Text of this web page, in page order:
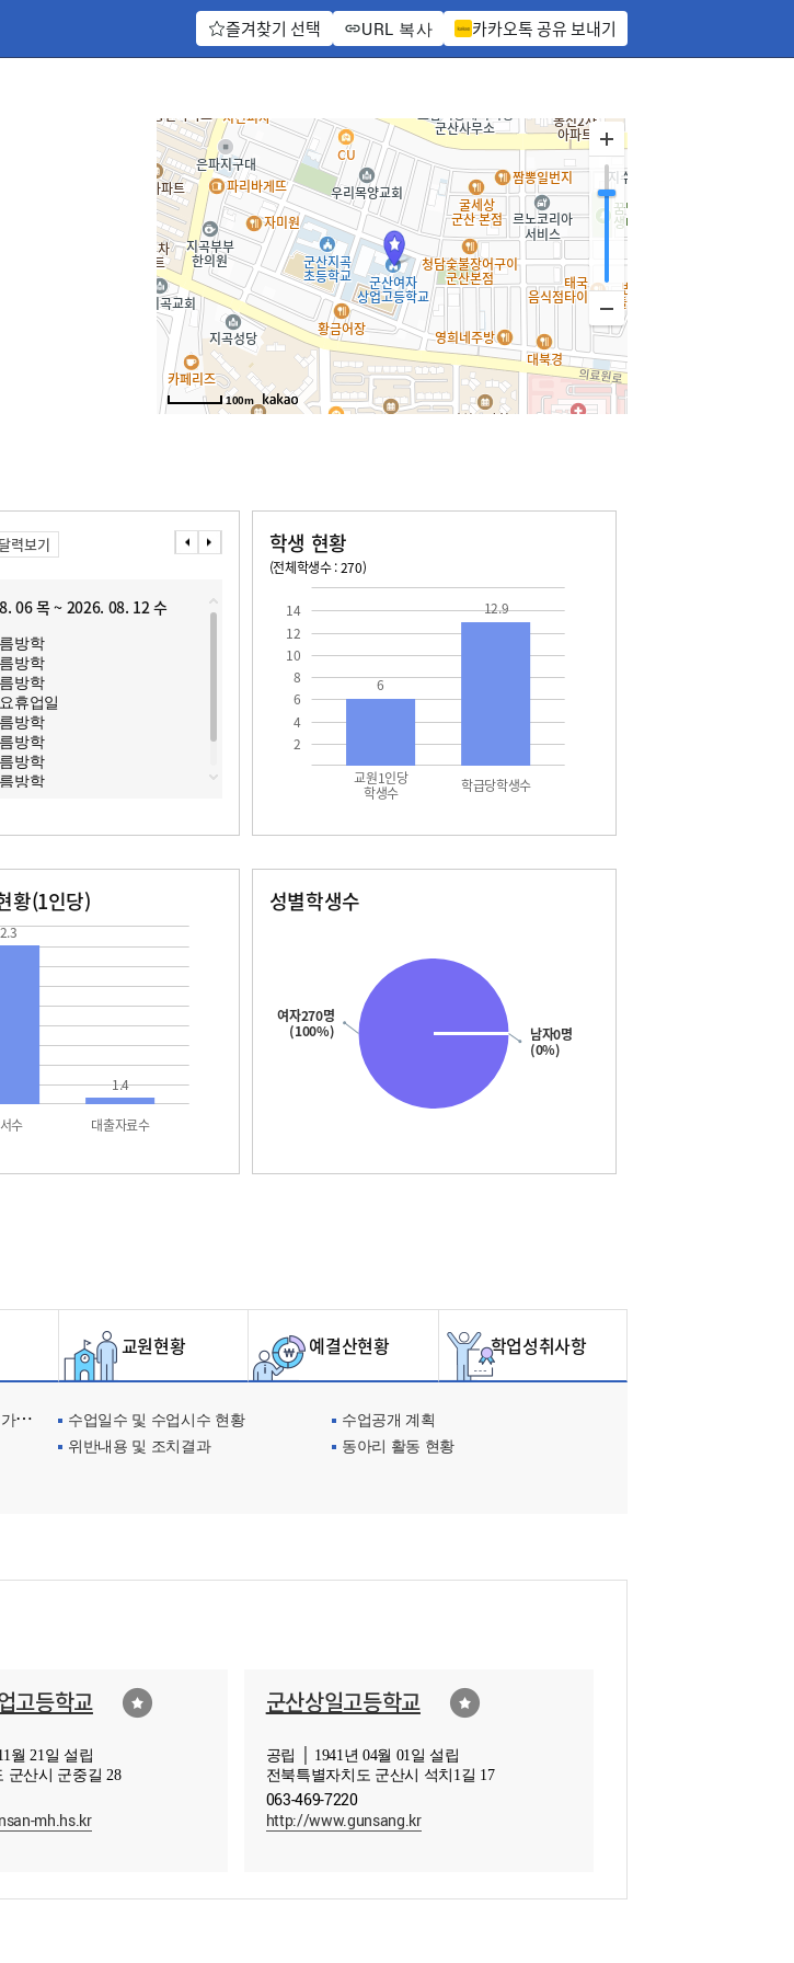
즐겨찾기 선택 URL 복사 카카오톡 공유 보내기
100m
달력보기
06 목 ~ 2026. 08. 12 수
방학
방학
방학
휴업일
방학
방학
방학
방학
2026. 08. 13 목 ~ 2026. 08. 19 수
08. 14 금 - 여름방학
08. 15 토 - 여름방학
08. 15 토 - 광복절
08. 16 일 - 여름방학
08. 17 월 - 여름방학
08. 17 월 - 대체공휴일
08. 18 화 - 개학
학생 현황
(전체학생수 : 270)
2
4
6
8
10
12
14
교원1인당
학생수 학급당학생수
6
12.9
황(1인당)
수 대출자료수
1.4
성별학생수
남자0명
(0%)
여자270명
(100%)
교원현황 예결산현황 학업성취사항
항 수업일수 및 수업시수 현황
수업공개 계획
위반내용 및 조치결과
동아리 활동 현황
고등학교
월 21일 설립
군산시 군중길 28
mh.hs.kr
군산상일고등학교
공립 │ 1941년 04월 01일 설립
전북특별자치도 군산시 석치1길 17
063-469-7220
http://www.gunsang.kr